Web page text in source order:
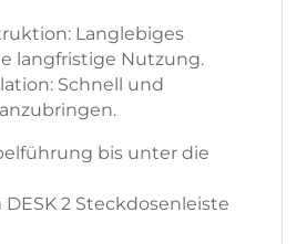
Langlebiges
langfristige Nutzung.
Schnell und
bis unter die
2 Steckdosenleiste